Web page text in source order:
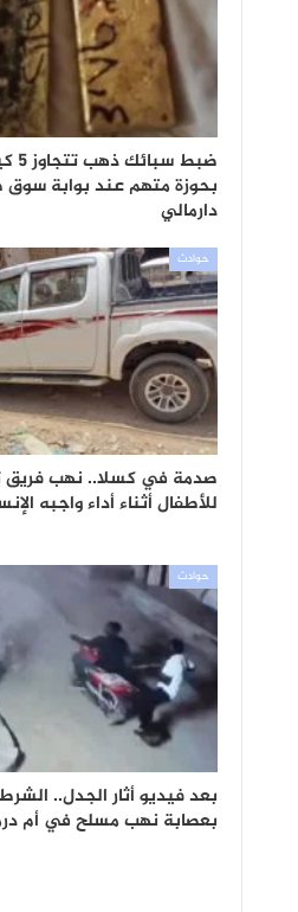
بحوزة متهم عند بوابة
دارمالي
حوادث
صدمة في كسلا.. نهب
للأطفال أثناء أداء واجبه
حوادث
بعد فيديو أثار الجدل..
بعصابة نهب مسلح في أم